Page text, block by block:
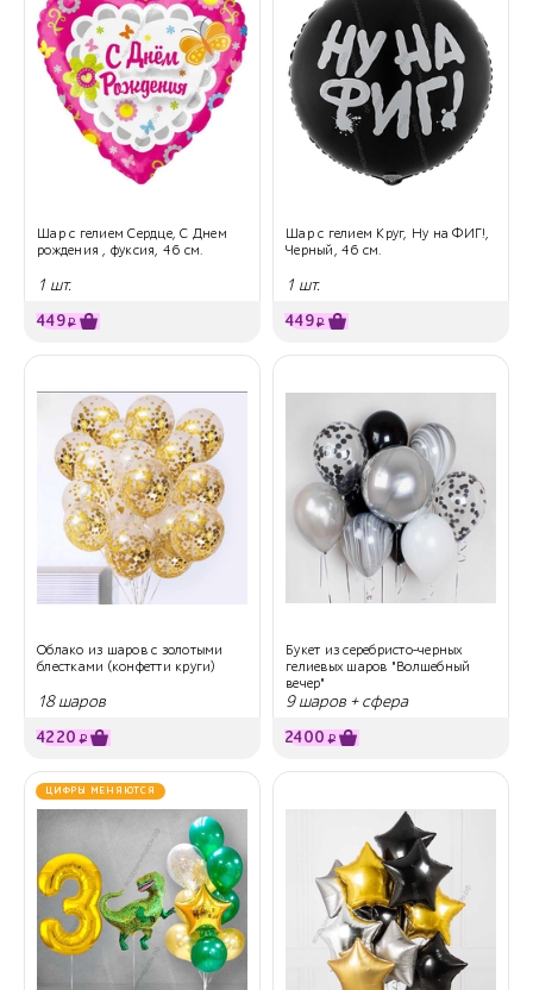
Шар с гелием Сердце, С Днем
рождения , фуксия, 46 см.
1 шт.
449₽
Шар с гелием Круг, Ну на ФИГ!,
Черный, 46 см.
1 шт.
449₽
Облако из шаров с золотыми
блестками (конфетти круги)
18 шаров
4220 ₽
Букет из серебристо-черных
гелиевых шаров "Волшебный
вечер"
9 шаров + сфера
2400 ₽
ЦИФРЫ МЕНЯЮТСЯ